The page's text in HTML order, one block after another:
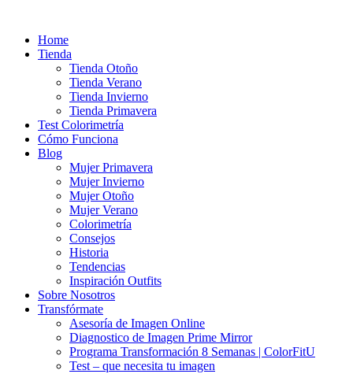
contenidoHome
Tienda
Tienda Otoño
Tienda Verano
Tienda Invierno
Tienda Primavera
Test Colorimetría
Cómo Funciona
Blog
Mujer Primavera
Mujer Invierno
Mujer Otoño
Mujer Verano
Colorimetría
Consejos
Historia
Tendencias
Inspiración Outfits
Sobre Nosotros
Transfórmate
Asesoría de Imagen Online
Diagnostico de Imagen Prime Mirror
Programa Transformación 8 Semanas | ColorFitU
Test – que necesita tu imagen